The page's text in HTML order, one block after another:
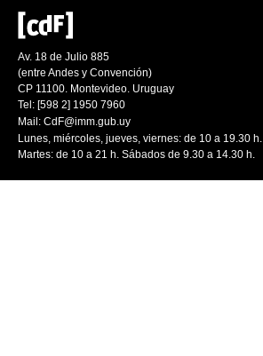
Av. 18 de Julio 885
(entre Andes y Convención)
CP 11100. Montevideo. Uruguay
Tel: [598 2] 1950 7960
Mail: CdF@imm.gub.uy
Lunes, miércoles, jueves, viernes: de 10 a 19.30 h.
Martes: de 10 a 21 h. Sábados de 9.30 a 14.30 h.